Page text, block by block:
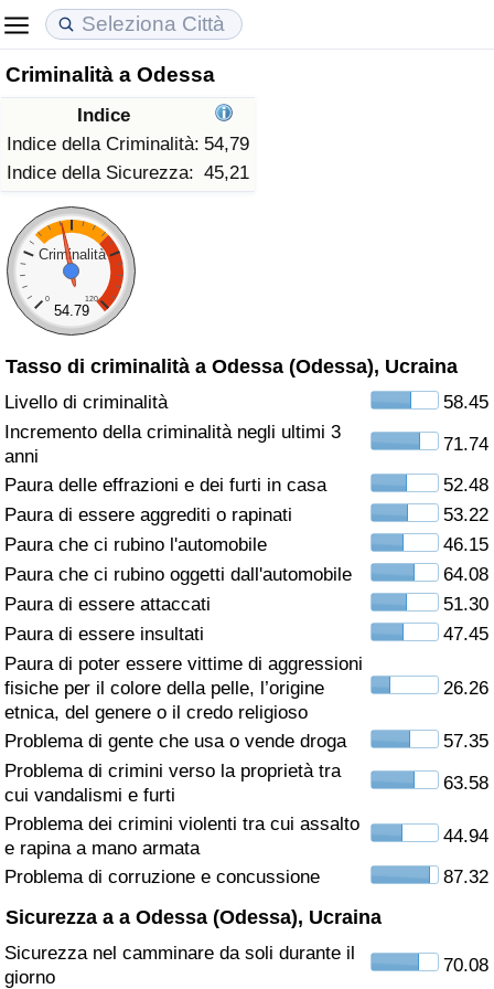
Criminalità a Odessa
Indice
Indice della Criminalità: 54,79
Indice della Sicurezza: 45,21
Criminalità
0 120
54.79
Tasso di criminalità a Odessa (Odessa), Ucraina
Livello di criminalità
58.45
Incremento della criminalità negli ultimi 3
anni
71.74
Paura delle effrazioni e dei furti in casa
52.48
Paura di essere aggrediti o rapinati
53.22
Paura che ci rubino l'automobile
46.15
Paura che ci rubino oggetti dall'automobile
64.08
Paura di essere attaccati
51.30
Paura di essere insultati
47.45
Paura di poter essere vittime di aggressioni
fisiche per il colore della pelle, l’origine
etnica, del genere o il credo religioso
26.26
Problema di gente che usa o vende droga
57.35
Problema di crimini verso la proprietà tra
cui vandalismi e furti
63.58
Problema dei crimini violenti tra cui assalto
e rapina a mano armata
44.94
Problema di corruzione e concussione
87.32
Sicurezza a a Odessa (Odessa), Ucraina
Sicurezza nel camminare da soli durante il
giorno
70.08
Costo della vita
Indice Del Costo Della Vita (corrente)
Indice Del Costo Della Vita
Indice del Costo della Vita per Nazione
ad Aqaba
Prezzi degli immobili
Indice del Prezzo delle Case (Corrente)
Indice del Prezzo delle Case
Indice del Prezzo delle Case per Nazione
Qualità della Vita
Indice della Qualità della Vita
Indice della Qualità della Vita (Corrente)
Indice della qualità della vita per Paese
Criminalità
Indice del Tasso di Criminalità (Corrente)
Indice della Criminalità
Indice di criminalità per paese
Assistenza Sanitaria
Indice dell’Assistenza Sanitaria (Corrente)
Indice dell’Assistenza Sanitaria
Indice dell’Assistenza Sanitaria per
Nazione
Inquinamento
Indice dell’Inquinamento (Corrente)
Indice dell’Inquinamento per Nazione